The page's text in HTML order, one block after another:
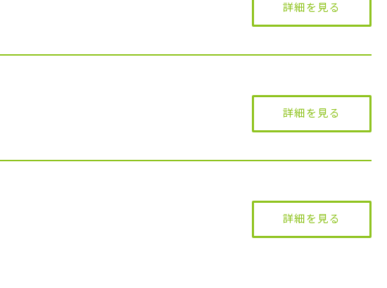
詳細を見る
詳細を見る
詳細を見る